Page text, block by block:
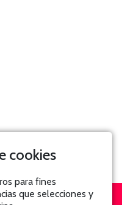
cookies
para fines
que selecciones y